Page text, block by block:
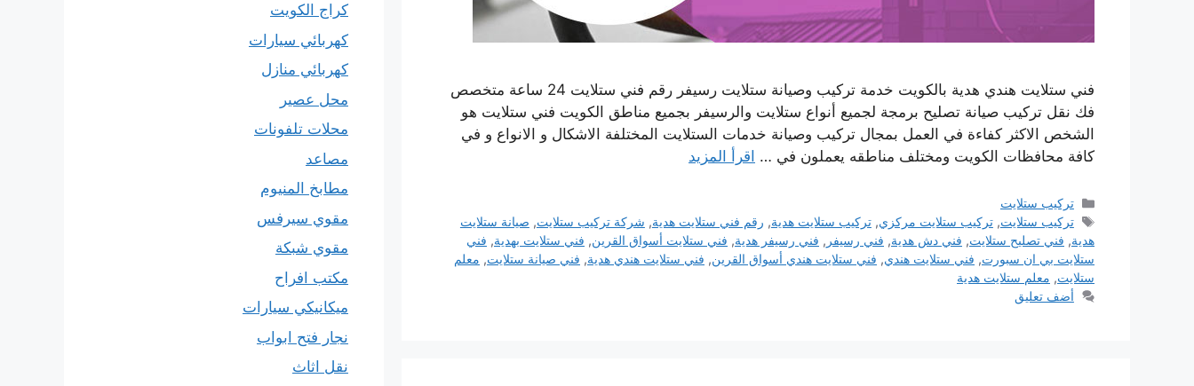
فني ستلايت هندي هدية بالكويت خدمة تركيب وصيانة ستلايت رسيفر رقم فني ستلايت 24 ساعة متخصص
فك نقل تركيب صيانة تصليح برمجة لجميع أنواع ستلايت والرسيفر بجميع مناطق الكويت فني ستلايت هو
الشخص الاكثر كفاءة في العمل بمجال تركيب وصيانة خدمات الستلايت المختلفة الاشكال و الانواع و في
كافة محافظات الكويت ومختلف مناطقه يعملون في … اقرأ المزيد
التصنيفات
تركيب ستلايت
الوسوم
تركيب ستلايت,تركيب ستلايت مركزي,تركيب ستلايت هدية, رقم فني ستلايت هدية, شركة تركيب ستلايت, صيانة ستلايت
هدية, فني تصليح ستلايت, فني دش هدية, فني رسيفر , فني رسيفر هدية, فني ستلايت أسواق القرين, فني ستلايت بهدية, فني
ستلايت بي ان سبورت, فني ستلايت هندي, فني ستلايت هندي أسواق القرين, فني ستلايت هندي هدية, فني صيانة ستلايت, معلم
ستلايت, معلم ستلايت هدية
أضف تعليق
كراج الكويت
كهربائي سيارات
كهربائي منازل
محل عصير
محلات تلفونات
مصاعد
مطابخ المنيوم
مقوي سيرفس
مقوي شبكة
مكتب افراح
ميكانيكي سيارات
نجار فتح ابواب
نقل اثاث